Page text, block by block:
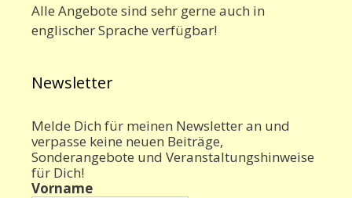
Alle Angebote sind sehr gerne auch in
englischer Sprache verfügbar!
Newsletter
Melde Dich für meinen Newsletter an und
verpasse keine neuen Beiträge,
Sonderangebote und Veranstaltungshinweise
für Dich!
Vorname